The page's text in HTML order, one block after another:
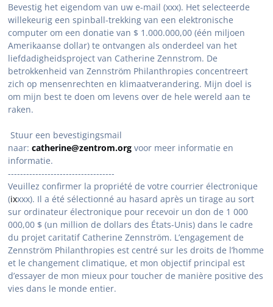
Bevestig het eigendom van uw e-mail (xxx). Het selecteerde
willekeurig een spinball-trekking van een elektronische
computer om een donatie van $ 1.000.000,00 (één miljoen
Amerikaanse dollar) te ontvangen als onderdeel van het
liefdadigheidsproject van Catherine Zennstrom. De
betrokkenheid van Zennström Philanthropies concentreert
zich op mensenrechten en klimaatverandering. Mijn doel is
om mijn best te doen om levens over de hele wereld aan te
raken.
Stuur een bevestigingsmail
naar: catherine@zentrom.org voor meer informatie en
informatie.
-----------------------------------
Veuillez confirmer la propriété de votre courrier électronique
(ixxxx). Il a été sélectionné au hasard après un tirage au sort
sur ordinateur électronique pour recevoir un don de 1 000
000,00 $ (un million de dollars des États-Unis) dans le cadre
du projet caritatif Catherine Zennström. L’engagement de
Zennström Philanthropies est centré sur les droits de l’homme
et le changement climatique, et mon objectif principal est
d’essayer de mon mieux pour toucher de manière positive des
vies dans le monde entier.